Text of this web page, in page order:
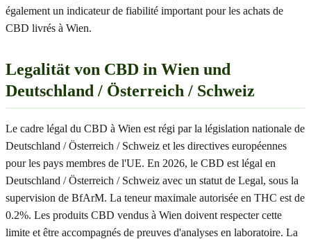
également un indicateur de fiabilité important pour les achats de
CBD livrés à Wien.
Legalität von CBD in Wien und
Deutschland / Österreich / Schweiz
Le cadre légal du CBD à Wien est régi par la législation nationale de
Deutschland / Österreich / Schweiz et les directives européennes
pour les pays membres de l'UE. En 2026, le CBD est légal en
Deutschland / Österreich / Schweiz avec un statut de Legal, sous la
supervision de BfArM. La teneur maximale autorisée en THC est de
0.2%. Les produits CBD vendus à Wien doivent respecter cette
limite et être accompagnés de preuves d'analyses en laboratoire. La